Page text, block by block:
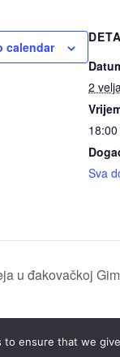
calendar
2
Sva
u đakovačkoj
to ensure that we